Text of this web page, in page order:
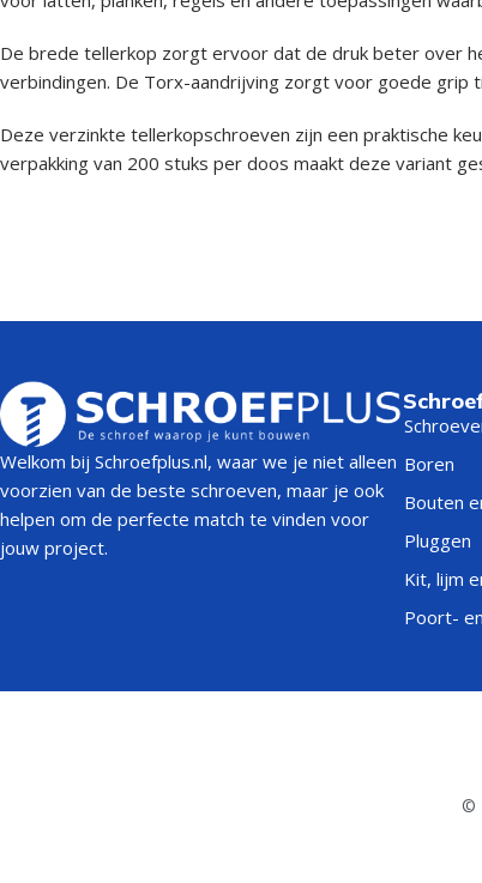
De brede tellerkop zorgt ervoor dat de druk beter over
verbindingen. De Torx-aandrijving zorgt voor goede grip
Deze verzinkte tellerkopschroeven zijn een praktische
verpakking van 200 stuks per doos maakt deze variant
Welkom bij Schroefplus.nl, waar we je niet alleen
voorzien van de beste schroeven, maar je ook
helpen om de perfecte match te vinden voor
jouw project.
Boren
Bouten
Pluggen
Kit, lijm
Poort-
©